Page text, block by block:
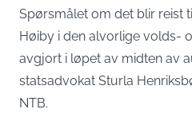
Spørsmålet om det blir reist
Høiby i den alvorlige volds-
avgjort i løpet av midten av
statsadvokat Sturla
NTB.